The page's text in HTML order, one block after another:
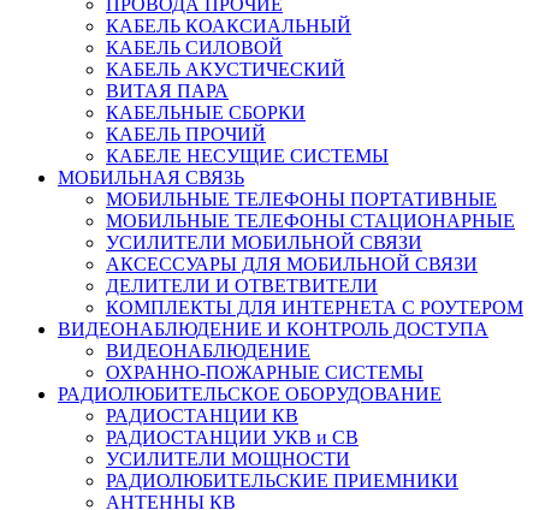
КАБЕЛЬ КОАКСИАЛЬНЫЙ
КАБЕЛЬ СИЛОВОЙ
КАБЕЛЬ АКУСТИЧЕСКИЙ
ВИТАЯ ПАРА
КАБЕЛЬНЫЕ СБОРКИ
КАБЕЛЬ ПРОЧИЙ
КАБЕЛЕ НЕСУЩИЕ СИСТЕМЫ
МОБИЛЬНАЯ СВЯЗЬ
МОБИЛЬНЫЕ ТЕЛЕФОНЫ ПОРТАТИВНЫЕ
МОБИЛЬНЫЕ ТЕЛЕФОНЫ СТАЦИОНАРНЫЕ
УСИЛИТЕЛИ МОБИЛЬНОЙ СВЯЗИ
АКСЕССУАРЫ ДЛЯ МОБИЛЬНОЙ СВЯЗИ
ДЕЛИТЕЛИ И ОТВЕТВИТЕЛИ
КОМПЛЕКТЫ ДЛЯ ИНТЕРНЕТА С РОУТЕРОМ
ВИДЕОНАБЛЮДЕНИЕ И КОНТРОЛЬ ДОСТУПА
ВИДЕОНАБЛЮДЕНИЕ
ОХРАННО-ПОЖАРНЫЕ СИСТЕМЫ
РАДИОЛЮБИТЕЛЬСКОЕ ОБОРУДОВАНИЕ
РАДИОСТАНЦИИ КВ
РАДИОСТАНЦИИ УКВ и СВ
УСИЛИТЕЛИ МОЩНОСТИ
РАДИОЛЮБИТЕЛЬСКИЕ ПРИЕМНИКИ
АНТЕННЫ КВ